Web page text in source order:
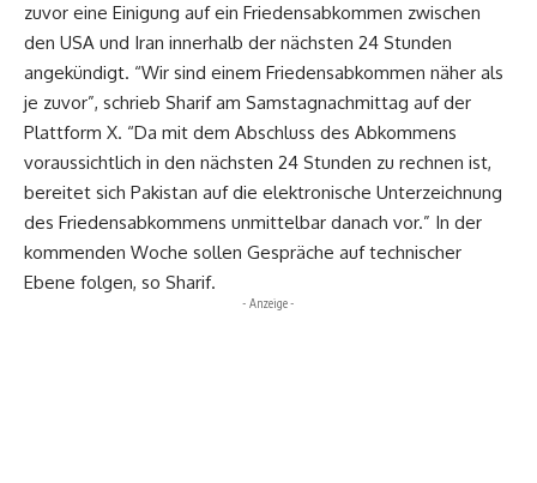
zuvor eine Einigung auf ein Friedensabkommen zwischen
den USA und Iran innerhalb der nächsten 24 Stunden
angekündigt. “Wir sind einem Friedensabkommen näher als
je zuvor”, schrieb Sharif am Samstagnachmittag auf der
Plattform X. “Da mit dem Abschluss des Abkommens
voraussichtlich in den nächsten 24 Stunden zu rechnen ist,
bereitet sich Pakistan auf die elektronische Unterzeichnung
des Friedensabkommens unmittelbar danach vor.” In der
kommenden Woche sollen Gespräche auf technischer
Ebene folgen, so Sharif.
- Anzeige -